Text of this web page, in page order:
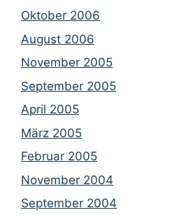
Oktober 2006
August 2006
November 2005
September 2005
April 2005
März 2005
Februar 2005
November 2004
September 2004